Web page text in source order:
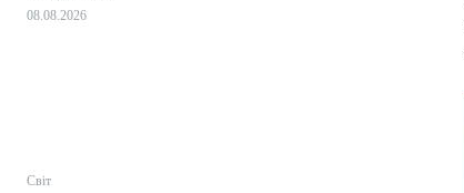
08.08.2026
Світ